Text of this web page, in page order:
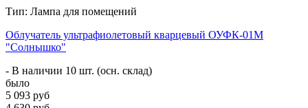
Тип: Лампа для помещений
Облучатель ультрафиолетовый кварцевый ОУФК-01М
"Солнышко"
- В наличии 10 шт. (осн. склад)
было
5 093 руб